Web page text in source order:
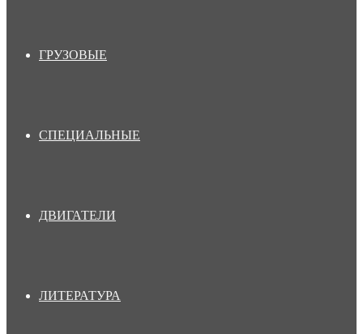
ГРУЗОВЫЕ
СПЕЦИАЛЬНЫЕ
ДВИГАТЕЛИ
ЛИТЕРАТУРА